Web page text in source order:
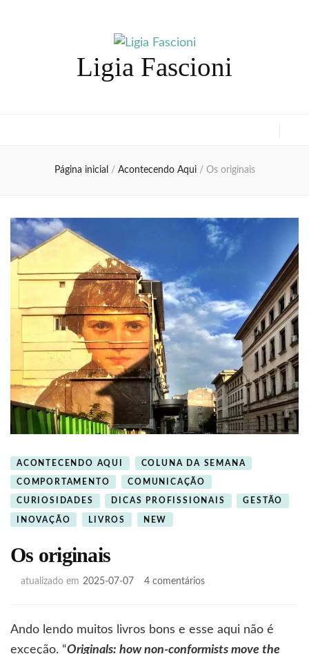
Ligia Fascioni
Página inicial / Acontecendo Aqui / Os originais
ACONTECENDO AQUI COLUNA DA SEMANA
COMPORTAMENTO COMUNICAÇÃO
CURIOSIDADES DICAS PROFISSIONAIS GESTÃO
INOVAÇÃO LIVROS NEW
Os originais
atualizado em 2025-07-07 4 comentáriosem
Ando lendo muitos livros bons e esse aqui não é
exceção. “Originals: how non-conformists move the